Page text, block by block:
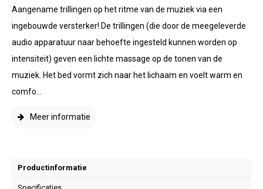
Aangename trillingen op het ritme van de muziek via een
ingebouwde versterker! De trillingen (die door de meegeleverde
audio apparatuur naar behoefte ingesteld kunnen worden op
intensiteit) geven een lichte massage op de tonen van de
muziek. Het bed vormt zich naar het lichaam en voelt warm en
comfo...
Meer informatie
Productinformatie